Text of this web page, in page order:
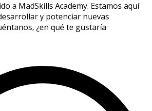
a MadSkills Academy. Estamos aquí
y potenciar nuevas
¿en qué te gustaría